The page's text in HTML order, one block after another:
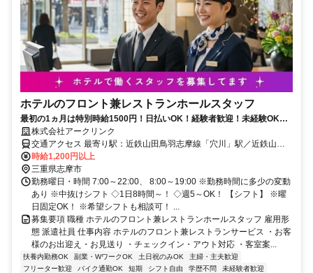
ホテルのフロント兼レストランホールスタッフ
最初の1ヵ月は特別時給1500円！日払いOK！経験者歓迎！未経験OK！
寮完備＆食事補助有！
株式会社アークリンク
交通アクセス 最寄り駅：近鉄山田鳥羽志摩線「穴川」駅／近鉄山田
鳥羽志摩線「志摩横山」駅／近鉄山田鳥羽志摩線「鵜方」駅
時給1,200円以上
三重県志摩市
勤務曜日・時間 7:00～22:00、 8:00～19:00 ※勤務時間に多少の変動
あり ※中抜けシフト ◇1日8時間～！ ◇週5～OK！ 【シフト】 ※曜
日固定OK！ ※希望シフトも相談可！ ...
募集要項 職種 ホテルのフロント兼レストランホールスタッフ 雇用形
態 派遣社員 仕事内容 ホテルのフロント兼レストランサービス ・お客
様のお出迎え・お見送り ・チェックイン・アウト対応 ・客室案...
扶養内勤務OK 副業・WワークOK 土日祝のみOK
主婦・主夫歓迎
フリーター歓迎
バイク通勤OK 短期 シフト自由 学歴不問
未経験者歓迎